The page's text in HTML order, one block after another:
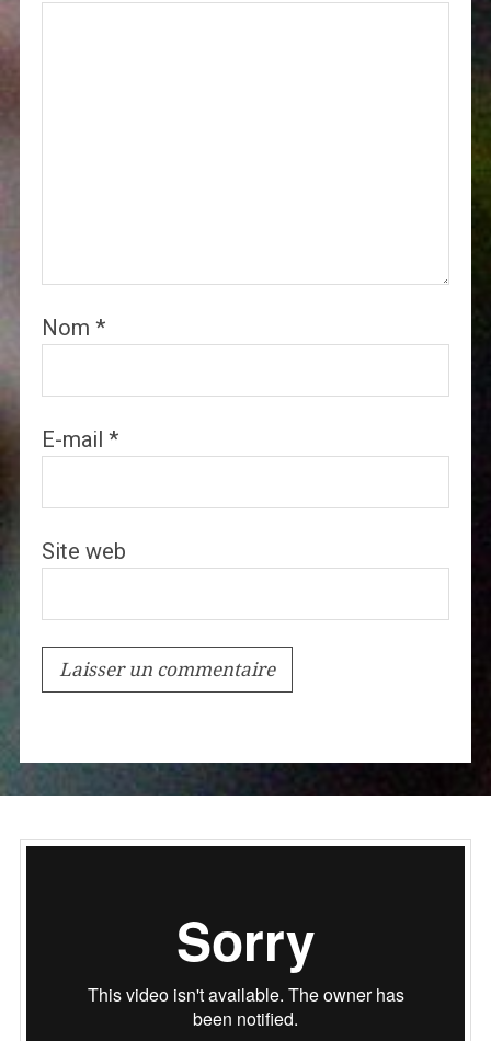
Nom *
E-mail *
Site web